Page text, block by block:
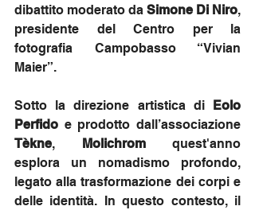
dibattito moderato da Simone Di Niro,
presidente del Centro per la
fotografia Campobasso “Vivian
Maier”.
Sotto la direzione artistica di
Eolo
Perfido
Tèkne, Molichrom quest'anno
esplora un nomadismo profondo,
legato alla trasformazione dei corpi e
delle identità. In questo contesto, il